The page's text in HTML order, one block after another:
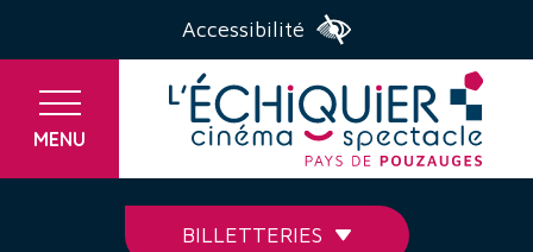
Accessibilité
MENU
BILLETTERIES